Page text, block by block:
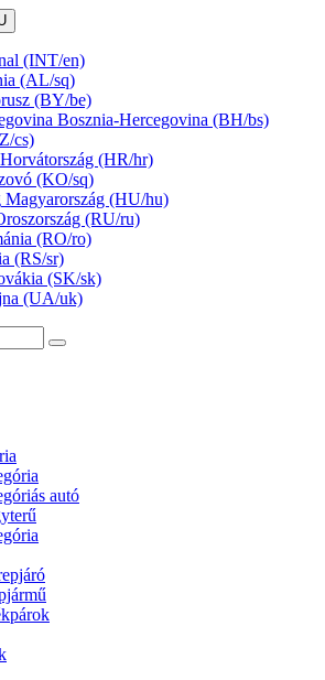
(INT/en)
(AL/sq)
(BY/be)
Bosznia-Hercegovina (BH/bs)
cs)
Horvátország (HR/hr)
(KO/sq)
Magyarország (HU/hu)
(RU/ru)
(RO/ro)
(RS/sr)
(SK/sk)
(UA/uk)
autó